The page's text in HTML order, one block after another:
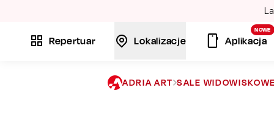
Repertuar Lokalizacje
NOWE
Aplikacja
ADRIA ART SALE